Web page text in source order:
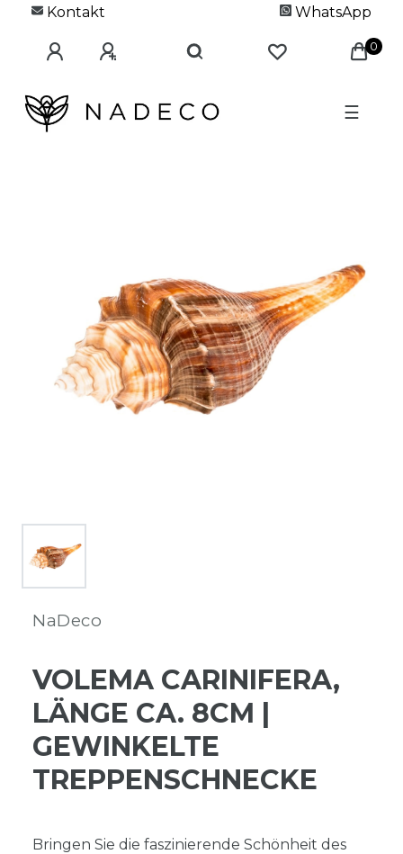
Kontakt WhatsApp
0
☰
NaDeco
VOLEMA CARINIFERA,
LÄNGE CA. 8CM |
GEWINKELTE
TREPPENSCHNECKE
Bringen Sie die faszinierende Schönheit des